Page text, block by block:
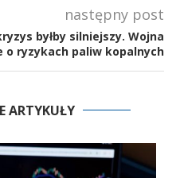
następny post
byłby silniejszy. Wojna
o ryzykach paliw kopalnych
ARTYKUŁY